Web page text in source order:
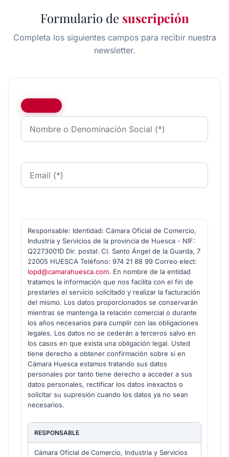
Formulario de suscripción
Completa los siguientes campos para recibir nuestra
newsletter.
Responsable: Identidad: Cámara Oficial de Comercio,
Industria y Servicios de la provincia de Huesca - NIF:
Q2273001D Dir. postal: Cl. Santo Ángel de la Guarda, 7
22005 HUESCA Teléfono: 974 21 88 99 Correo elect:
lopd@camarahuesca.com. En nombre de la entidad
tratamos la información que nos facilita con el fin de
prestarles el servicio solicitado y realizar la facturación
del mismo. Los datos proporcionados se conservarán
mientras se mantenga la relación comercial o durante
los años necesarios para cumplir con las obligaciones
legales. Los datos no se cederán a terceros salvo en
los casos en que exista una obligación legal. Usted
tiene derecho a obtener confirmación sobre si en
Cámara Huesca estamos tratando sus datos
personales por tanto tiene derecho a acceder a sus
datos personales, rectificar los datos inexactos o
solicitar su supresión cuando los datos ya no sean
necesarios.
RESPONSABLE
Cámara Oficial de Comercio, Industria y Servicios